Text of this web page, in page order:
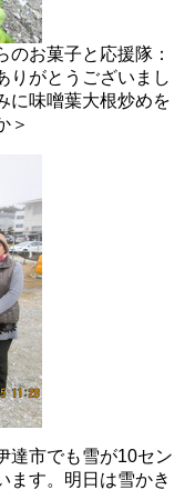
のお菓子と応援隊：
りがとうございまし
に味噌葉大根炒めを
＞
達市でも雪が10セン
ます。明日は雪かき